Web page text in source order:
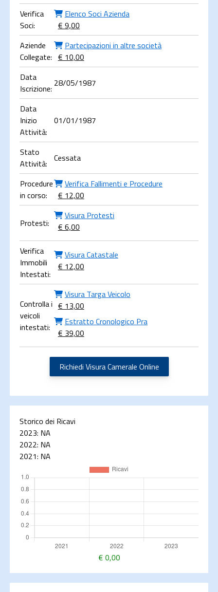
Verifica
Soci:
Elenco Soci Azienda
€ 9,00
Aziende
Collegate:
Partecipazioni in altre società
€ 10,00
Data
Iscrizione: 28/05/1987
Data
Inizio
Attività:
01/01/1987
Stato
Attività:
Cessata
Procedure
in corso:
Verifica Fallimenti e Procedure
€ 12,00
Protesti:
Visura Protesti
€ 6,00
Verifica
Immobili
Intestati:
Visura Catastale
€ 12,00
Controlla i
veicoli
intestati:
Visura Targa Veicolo
€ 13,00
Estratto Cronologico Pra
€ 39,00
Richiedi Visura Camerale Online
Storico dei Ricavi
2023: NA
2022: NA
2021: NA
€ 0,00